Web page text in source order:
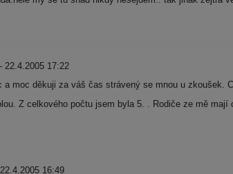
22.4.2005 17:22
a moc děkuji za váš čas strávený se mnou u zkoušek.
Z celkového počtu jsem byla 5. . Rodiče ze mě
16:49